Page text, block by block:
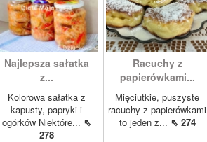
Najlepsza sałatka
z...
Kolorowa sałatka z
kapusty, papryki i
ogórków Niektóre... ⇖
278
Racuchy z
papierówkami...
Mięciutkie, puszyste
racuchy z papierówkami
to jeden z... ⇖ 274